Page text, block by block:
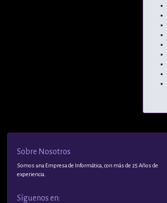
Sobre Nosotros
Somos una Empresa de Informática, con más de 25 Años de
experiencia.
Síguenos en: